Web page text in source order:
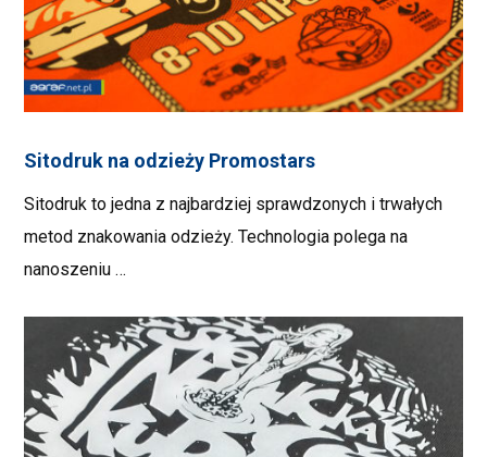
Sitodruk na odzieży Promostars
Sitodruk to jedna z najbardziej sprawdzonych i trwałych
metod znakowania odzieży. Technologia polega na
nanoszeniu …